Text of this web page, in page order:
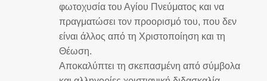
φωτοχυσία του Αγίου Πνεύματος και να
πραγματώσει τον προορισμό του, που δεν
είναι άλλος από τη Χριστοποίηση και τη
Θέωση.
Αποκαλύπτει τη σκεπασμένη από σύμβολα